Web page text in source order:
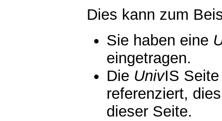
Dies kann zum
Sie haben eine
eingetragen.
Die UnivIS
referenziert,
dieser Seite.